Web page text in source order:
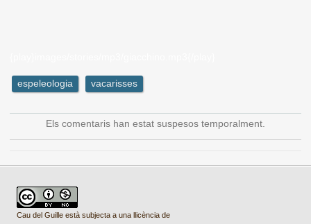
espeleologia vacarisses
Els comentaris han estat suspesos temporalment.
Cau del Guille està subjecta a una llicència de